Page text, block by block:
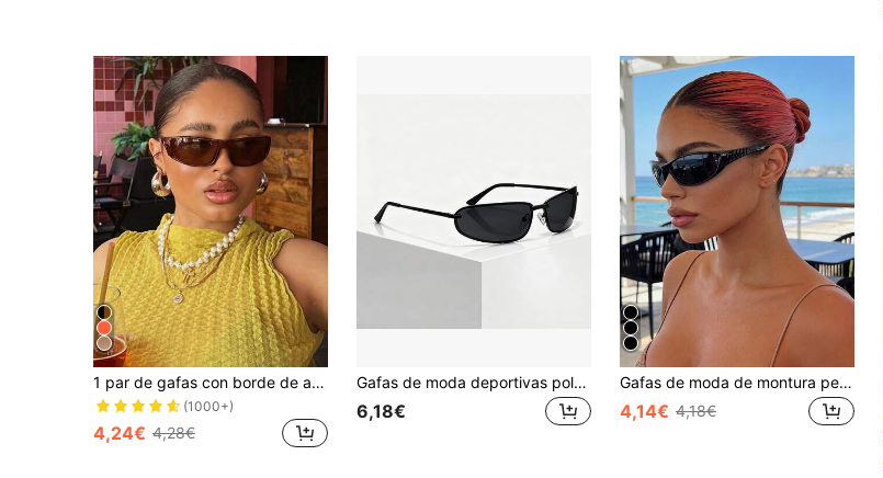
1 par de gafas con borde de acrílico de estilo Y2K para mujeres, adecuadas para actividades diarias al aire libre, festivales de música Y2K, vacaciones de verano en la playa, viajes al aire libre. Montura oversize de estilo callejero Y2K, adecuada para festivales de música, estilo universitario, temporada de regreso a clases
(1000+)
4,24€ 4,28€
Gafas de moda deportivas polarizadas con de forma ovalada + Estuche con cremallera, ultra ligeras, duraderas, gafas de moda para mujer, unisex, excelente opción de regalo
6,18€
Gafas de moda de montura pequeña y negra de estilo retro unisex, de plástico de estilo callejero, para fiestas Y2K, playa y uso diario
4,14€ 4,18€